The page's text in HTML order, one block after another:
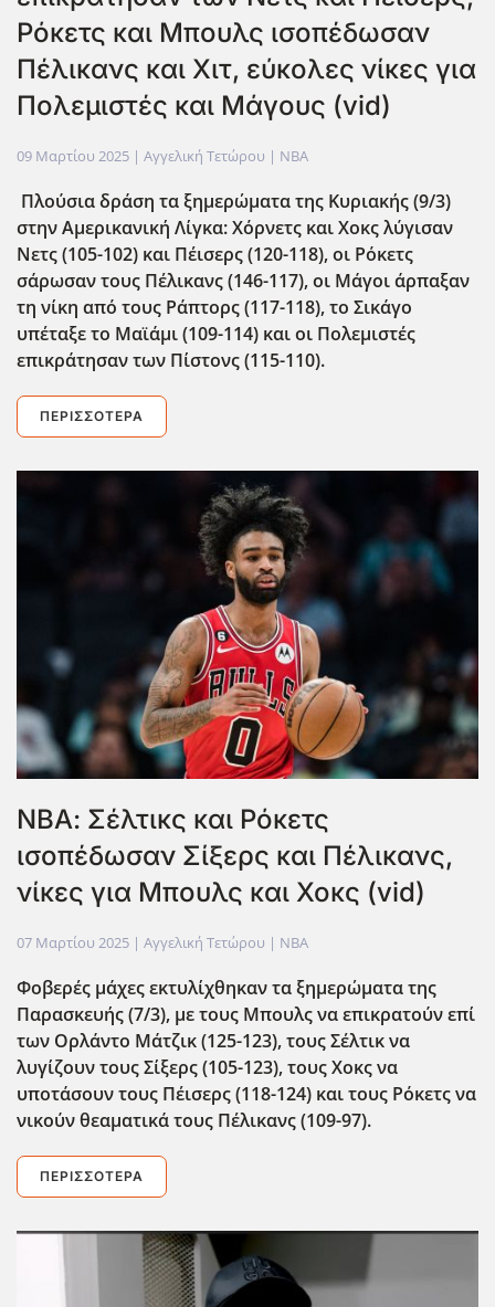
Ρόκετς και Μπουλς ισοπέδωσαν
Πέλικανς και Χιτ, εύκολες νίκες για
Πολεμιστές και Μάγους (vid)
09 Μαρτίου 2025 | Αγγελική Τετώρου | NBA
Πλούσια δράση τα ξημερώματα της Κυριακής (9/3)
στην Αμερικανική Λίγκα: Χόρνετς και Χοκς λύγισαν
Νετς (105-102) και Πέισερς (120-118), οι Ρόκετς
σάρωσαν τους Πέλικανς (146-117), οι Μάγοι άρπαξαν
τη νίκη από τους Ράπτορς (117-118), το Σικάγο
υπέταξε το Μαϊάμι (109-114) και οι Πολεμιστές
επικράτησαν των Πίστονς (115-110).
ΠΕΡΙΣΣΌΤΕΡΑ
ΝΒΑ: Σέλτικς και Ρόκετς
ισοπέδωσαν Σίξερς και Πέλικανς,
νίκες για Μπουλς και Χοκς (vid)
07 Μαρτίου 2025 | Αγγελική Τετώρου | NBA
Φοβερές μάχες εκτυλίχθηκαν τα ξημερώματα της
Παρασκευής (7/3), με τους Μπουλς να επικρατούν επί
των Ορλάντο Μάτζικ (125-123), τους Σέλτικ να
λυγίζουν τους Σίξερς (105-123), τους Χοκς να
υποτάσουν τους Πέισερς (118-124) και τους Ρόκετς να
νικούν θεαματικά τους Πέλικανς (109-97).
ΠΕΡΙΣΣΌΤΕΡΑ